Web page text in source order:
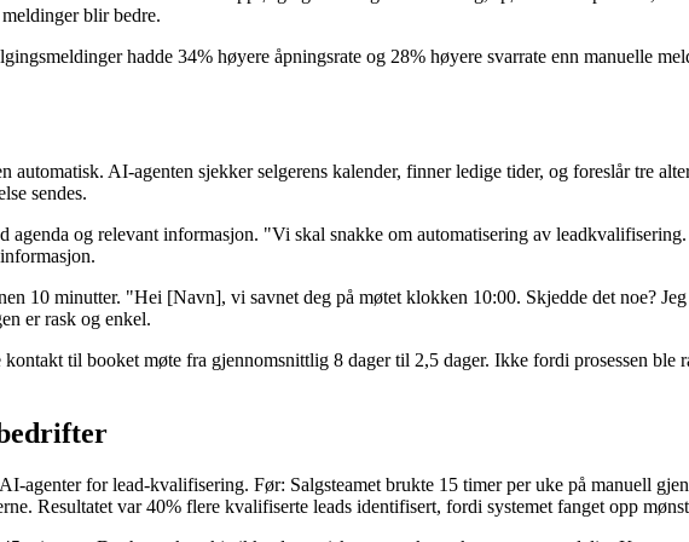
blir bedre.
hadde 34% høyere åpningsrate og 28% høyere svarrate enn manuelle
automatisk. AI-agenten sjekker selgerens kalender, finner ledige tider, og foreslår tre
sendes.
agenda og relevant informasjon. "Vi skal snakke om automatisering av
10 minutter. "Hei [Navn], vi savnet deg på møtet klokken 10:00. Skjedde det noe?
er rask og enkel.
til booket møte fra gjennomsnittlig 8 dager til 2,5 dager. Ikke fordi prosessen ble
agenter for lead-kvalifisering. Før: Salgsteamet brukte 15 timer per uke på manuell
Resultatet var 40% flere kvalifiserte leads identifisert, fordi systemet fanget opp